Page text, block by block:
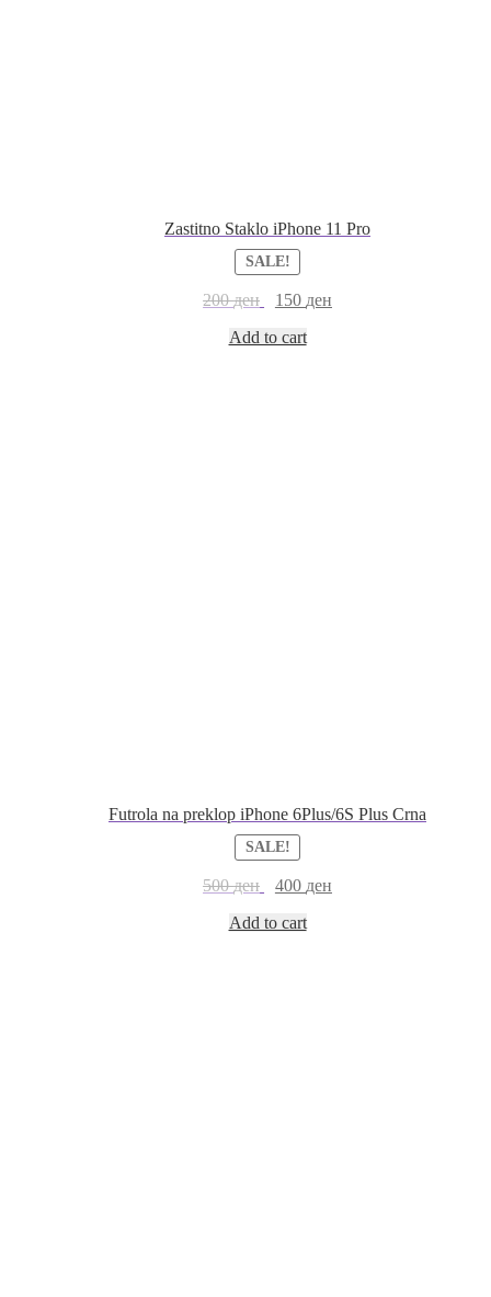
Zastitno Staklo iPhone 11 Pro
SALE!
200ден 150 ден
Add to cart
Futrola na preklop iPhone 6Plus/6S Plus Crna
SALE!
500ден 400 ден
Add to cart